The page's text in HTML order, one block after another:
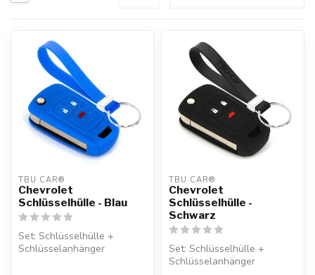
TBU CAR®
Chevrolet
Schlüsselhülle - Blau
Set: Schlüsselhülle +
Schlüsselanhänger
TBU CAR®
Chevrolet
Schlüsselhülle -
Schwarz
Set: Schlüsselhülle +
Schlüsselanhänger